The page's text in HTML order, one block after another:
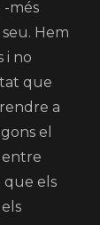
-més
Hem
i no
que
a
el
entre
que els